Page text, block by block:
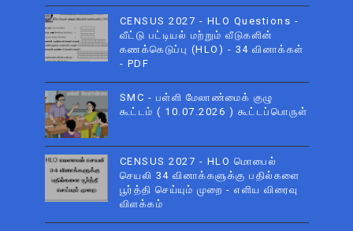
CENSUS 2027 - HLO Questions -
வீட்டு பட்டியல் மற்றும் வீடுகளின்
கணக்கெடுப்பு (HLO) - 34 வினாக்கள்
- PDF
SMC - பள்ளி மேலாண்மைக் குழு
கூட்டம் ( 10.07.2026 ) கூட்டப்பொருள்
CENSUS 2027 - HLO மொபைல்
செயலி 34 வினாக்களுக்கு பதில்களை
பூர்த்தி செய்யும் முறை - எளிய விரைவு
விளக்கம்